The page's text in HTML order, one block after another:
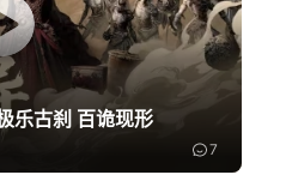
乐古刹 百诡现形
7